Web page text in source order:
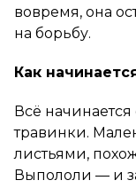
вовремя, она
на борьбу.
Как
Всё
травинки.
листьями,
Выпололи — и